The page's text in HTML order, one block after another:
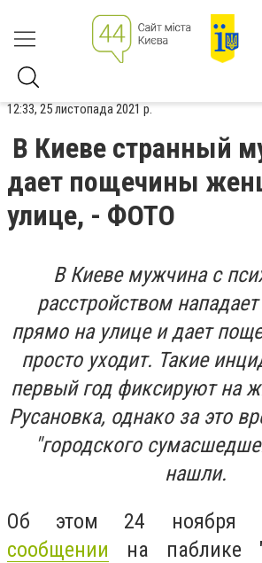
12:33, 25 листопада 2021 р.
В Киеве странный
дает пощечины
улице, - ФОТО
В Киеве мужчина с
расстройством
прямо на улице и дает
просто уходит. Такие
первый год фиксируют на
Русановка, однако за это
"городского
нашли.
Об этом 24 ноября
сообщении на паблике